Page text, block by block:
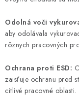
Odolná voči
aby odolávala
rôznych pracovných
Ochrana proti ESD:
zaisťuje ochranu pred
citlivé pracovné oblasti.